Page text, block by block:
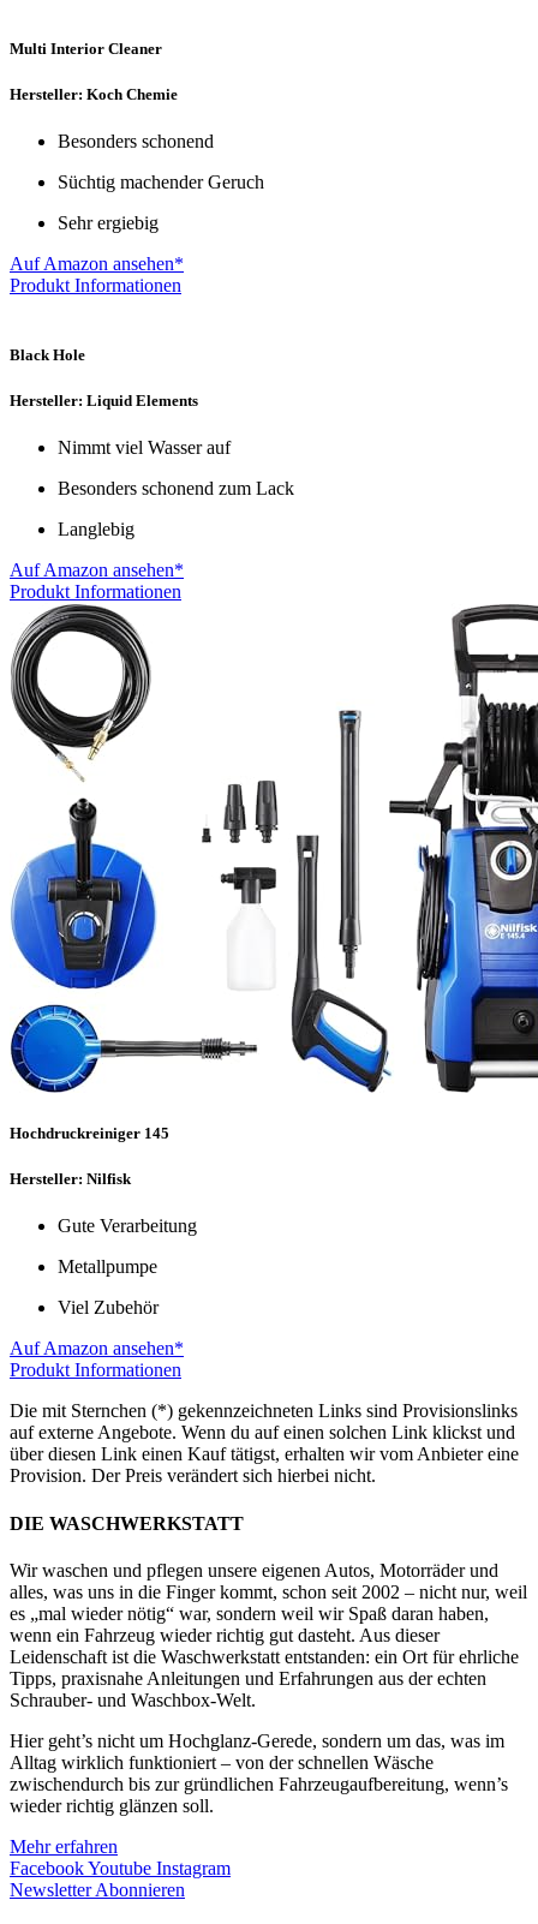
Multi Interior Cleaner
Hersteller: Koch Chemie
Besonders schonend
Süchtig machender Geruch
Sehr ergiebig
Auf Amazon ansehen*
Produkt Informationen
Black Hole
Hersteller: Liquid Elements
Nimmt viel Wasser auf
Besonders schonend zum Lack
Langlebig
Auf Amazon ansehen*
Produkt Informationen
Hochdruckreiniger 145
Hersteller: Nilfisk
Gute Verarbeitung
Metallpumpe
Viel Zubehör
Auf Amazon ansehen*
Produkt Informationen
Die mit Sternchen (*) gekennzeichneten Links sind Provisionslinks
auf externe Angebote. Wenn du auf einen solchen Link klickst und
über diesen Link einen Kauf tätigst, erhalten wir vom Anbieter eine
Provision. Der Preis verändert sich hierbei nicht.
DIE WASCHWERKSTATT
Wir waschen und pflegen unsere eigenen Autos, Motorräder und
alles, was uns in die Finger kommt, schon seit 2002 – nicht nur, weil
es „mal wieder nötig“ war, sondern weil wir Spaß daran haben,
wenn ein Fahrzeug wieder richtig gut dasteht. Aus dieser
Leidenschaft ist die Waschwerkstatt entstanden: ein Ort für ehrliche
Tipps, praxisnahe Anleitungen und Erfahrungen aus der echten
Schrauber- und Waschbox-Welt.
Hier geht’s nicht um Hochglanz-Gerede, sondern um das, was im
Alltag wirklich funktioniert – von der schnellen Wäsche
zwischendurch bis zur gründlichen Fahrzeugaufbereitung, wenn’s
wieder richtig glänzen soll.
Mehr erfahren
FacebookYoutube Instagram
Newsletter Abonnieren